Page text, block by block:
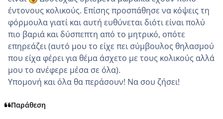
έντονους κολικούς. Επίσης προσπάθησε να κόψεις τη
φόρμουλα γιατί και αυτή ευθύνεται διότι είναι πολύ
πιο βαριά και δύσπεπτη από το μητρικό, οπότε
επηρεάζει (αυτό μου το είχε πει σύμβουλος θηλασμού
που είχα φέρει για θέμα άσχετο με τους κολικούς αλλά
μου το ανέφερε μέσα σε όλα).
Υπομονή και όλα θα περάσουν! Να σου ζήσει!
Παράθεση